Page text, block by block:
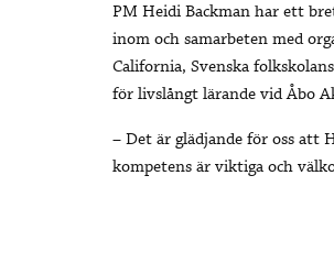
PM Heidi Backman har ett
inom och samarbeten med
California, Svenska
för livslångt lärande vid Åbo
– Det är glädjande för oss att
kompetens är viktiga och